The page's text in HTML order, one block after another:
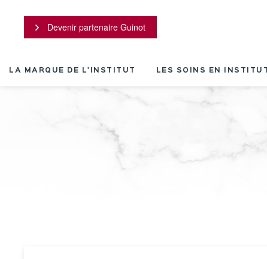
Devenir partenaire Guinot
LA MARQUE DE L'INSTITUT LES SOINS EN INSTITUT